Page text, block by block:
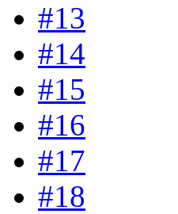
#13
#14
#15
#16
#17
#18